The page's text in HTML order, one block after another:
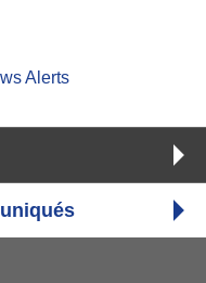
Alerts